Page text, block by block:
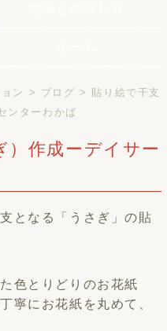
ン > ブログ > 貼り絵で干支
ンターわかば
）作成ーデイサー
となる「うさぎ」の貼
色とりどりのお花紙
寧にお花紙を丸めて、